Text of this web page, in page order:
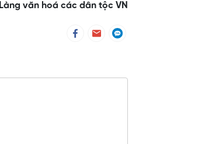
Làng văn hoá các dân tộc VN